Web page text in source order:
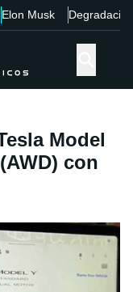
Elon Musk Degradación
Model
con